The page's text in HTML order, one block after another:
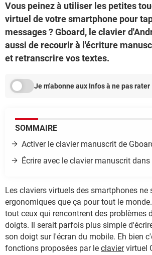
Vous peinez à utiliser les petites
virtuel de votre smartphone pour
messages ? Gboard, le clavier
aussi de recourir à l'écriture
et retranscrire vos textes.
Je m'abonne aux Infos à ne pas rater
SOMMAIRE
Activer le clavier manuscrit de
Écrire avec le clavier manuscrit dans
Les claviers virtuels des smartphones ne
ergonomiques que ça pour tout le
tout ceux qui rencontrent des problèmes
doigts. Il serait parfois plus simple
son doigt sur l'écran du mobile. Eh bien
fonctions proposées par le claviervirtuel